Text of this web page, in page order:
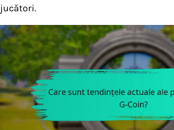
jucători.